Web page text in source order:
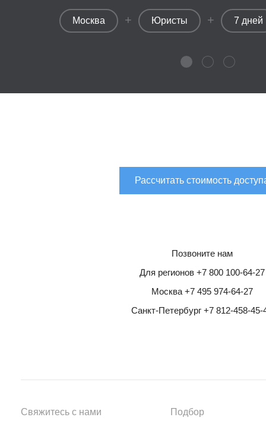
Москва + Юристы + 7 дней
Рассчитать стоимость
Позвоните нам
Для регионов +7 800 100-64-27
Москва +7 495 974-64-27
Санкт-Петербург +7 812-458-45-
Свяжитесь с нами Подбор